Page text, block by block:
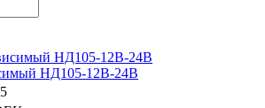
НД105-12В-24В